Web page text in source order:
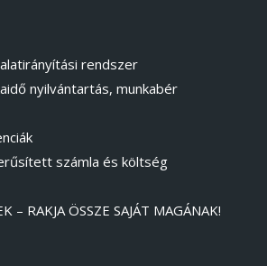
rendszer
nyilvántartás, munkabér
számla és költség
– RAKJA ÖSSZE SAJÁT MAGÁNAK!